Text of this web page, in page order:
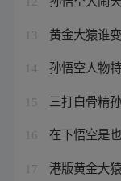
13 黄金大猿谁
14 孙悟空人物
15 三打白骨精
16 在下悟空是
17 港版黄金大猿